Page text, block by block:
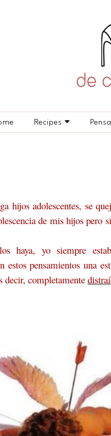
Recipes
hijos adolescentes, se
de mis hijos pero
haya, yo siempre
estos pensamientos una
decir, completamente